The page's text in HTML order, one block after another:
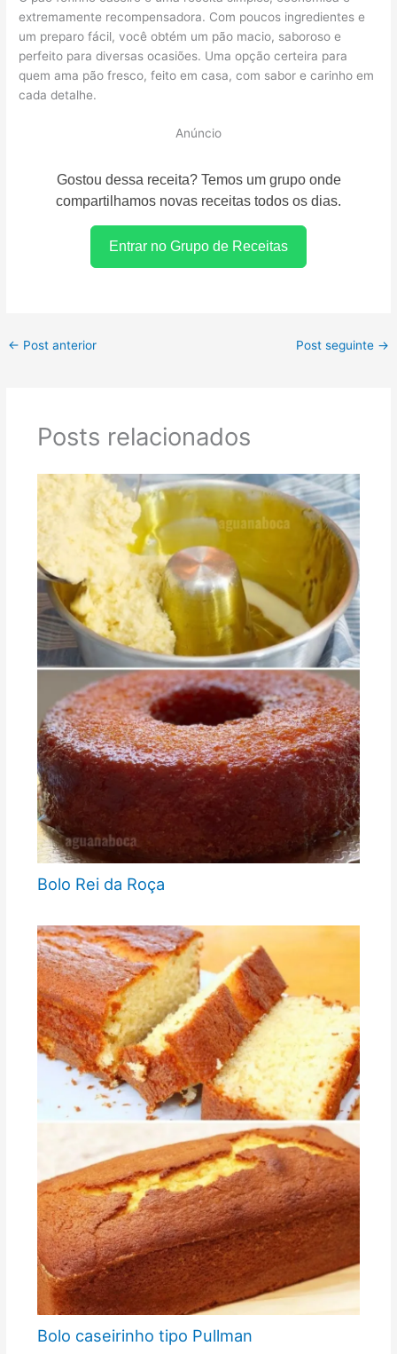
extremamente recompensadora. Com poucos ingredientes e
um preparo fácil, você obtém um pão macio, saboroso e
perfeito para diversas ocasiões. Uma opção certeira para
quem ama pão fresco, feito em casa, com sabor e carinho em
cada detalhe.
Anúncio
Gostou dessa receita? Temos um grupo onde
compartilhamos novas receitas todos os dias.
Entrar no Grupo de Receitas
← Post anterior Post seguinte →
Posts relacionados
Bolo Rei da Roça
Bolo caseirinho tipo Pullman